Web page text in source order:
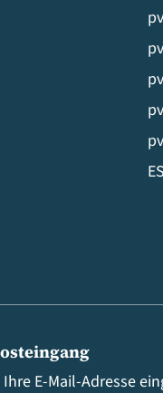
E-Mail-Adresse